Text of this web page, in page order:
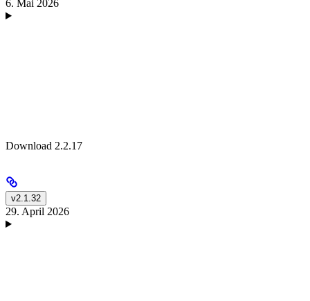
6. Mai 2026
Download 2.2.17
v2.1.32
29. April 2026